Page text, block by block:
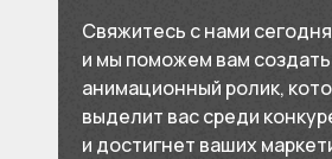
Свяжитесь с нами
и мы поможем вам создать
анимационный ролик,
выделит вас среди
и достигнет ваших